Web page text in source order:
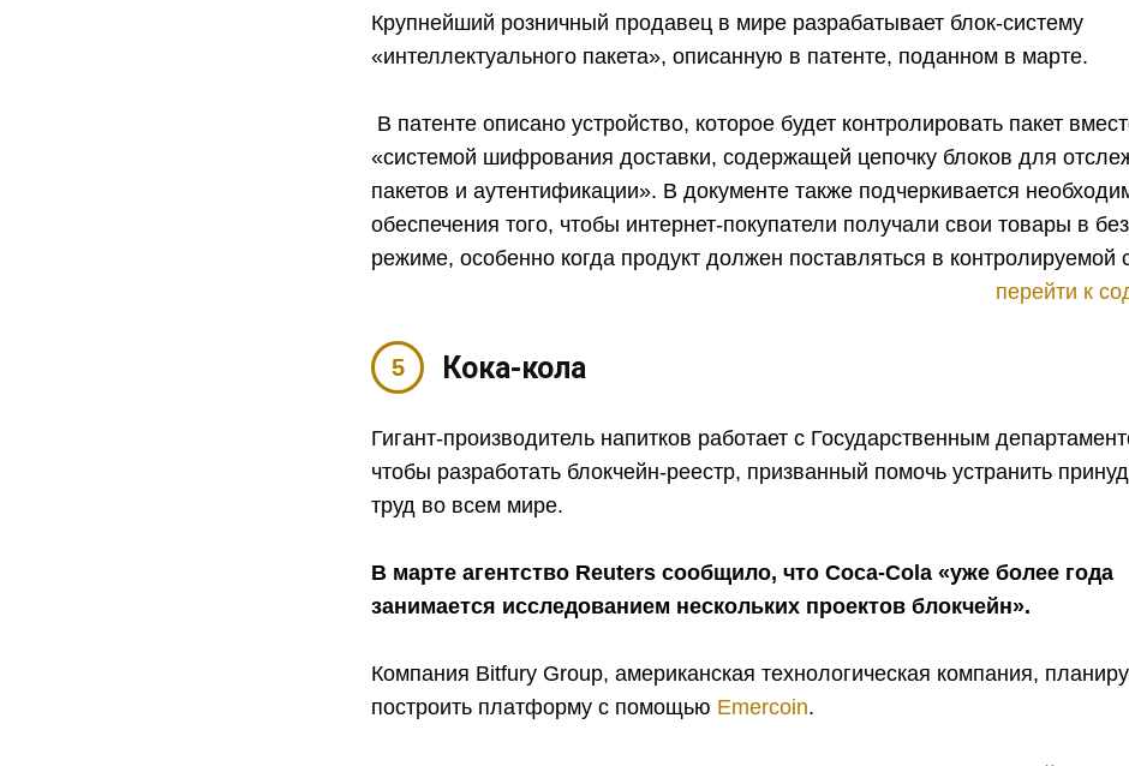
Крупнейший розничный продавец в мире разрабатывает блок-систему
«интеллектуального пакета», описанную в патенте, поданном в марте.
В патенте описано устройство, которое будет контролировать пакет
«системой шифрования доставки, содержащей цепочку блоков для
пакетов и аутентификации». В документе также подчеркивается
обеспечения того, чтобы интернет-покупатели получали свои товары в
режиме, особенно когда продукт должен поставляться в контролируемой
перейти к
Кока-кола
Гигант-производитель напитков работает с Государственным
чтобы разработать блокчейн-реестр, призванный помочь устранить
труд во всем мире.
В марте агентство Reuters сообщило, что Coca-Cola «уже более года
занимается исследованием нескольких проектов блокчейн».
Компания Bitfury Group, американская технологическая компания,
построить платформу с помощью Emercoin.